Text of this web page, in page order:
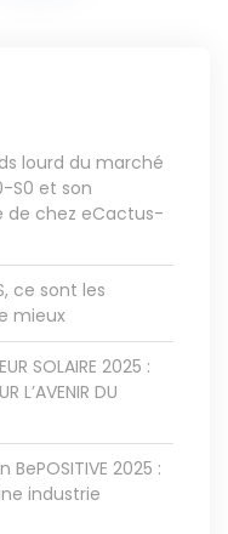
lourd du marché
S0 et son
de chez eCactus-
ce sont les
mieux
SOLAIRE 2025 :
L’AVENIR DU
2025 :
industrie